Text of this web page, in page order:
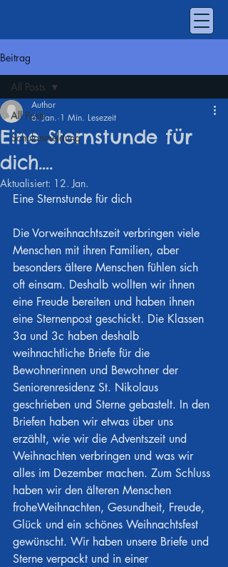
Beitrag
All Posts
Schulanmeldung
All Posts
Eine Sternstunde für
dich….
Author
6. Jan. 1 Min. Lesezeit
Aktualisiert: 12. Jan.
Eine Sternstunde für dich
Die Vorweihnachtszeit verbringen viele
Menschen mit ihren Familien, aber
besonders ältere Menschen fühlen sich
oft einsam. Deshalb wollten wir ihnen
eine Freude bereiten und haben ihnen
eine Sternenpost geschickt. Die Klassen
3a und 3c haben deshalb
weihnachtliche Briefe für die
Bewohnerinnen und Bewohner der
Seniorenresidenz St. Nikolaus
geschrieben und Sterne gebastelt. In den
Briefen haben wir etwas über uns
erzählt, wie wir die Adventszeit und
Weihnachten verbringen und was wir
alles im Dezember machen. Zum Schluss
haben wir den älteren Menschen
froheWeihnachten, Gesundheit, Freude,
Glück und ein schönes Weihnachtsfest
gewünscht. Wir haben unsere Briefe und
Sterne verpackt und in einer